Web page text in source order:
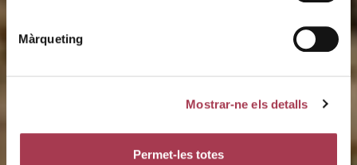
Màrqueting
Mostrar-ne els detalls
Permet-les totes